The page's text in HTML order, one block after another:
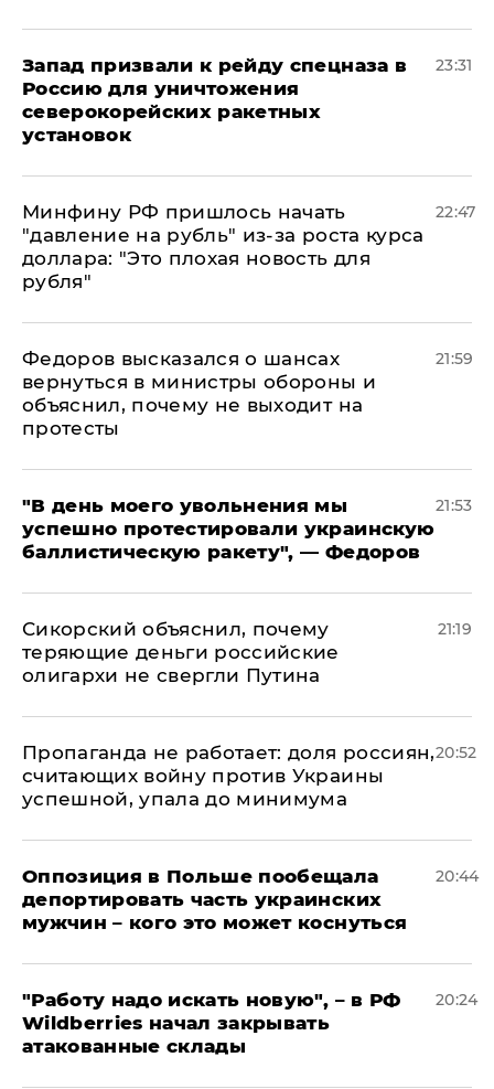
Запад призвали к рейду спецназа в
Россию для уничтожения
северокорейских ракетных
установок
23:31
Минфину РФ пришлось начать
"давление на рубль" из-за роста курса
доллара: "Это плохая новость для
рубля"
22:47
Федоров высказался о шансах
вернуться в министры обороны и
объяснил, почему не выходит на
протесты
21:59
​"В день моего увольнения мы
успешно протестировали украинскую
баллистическую ракету", — Федоров
21:53
Сикорский объяснил, почему
теряющие деньги российские
олигархи не свергли Путина
21:19
​Пропаганда не работает: доля россиян,
считающих войну против Украины
успешной, упала до минимума
20:52
Оппозиция в Польше пообещала
депортировать часть украинских
мужчин – кого это может коснуться
20:44
"Работу надо искать новую", – в РФ
Wildberries начал закрывать
атакованные склады
20:24